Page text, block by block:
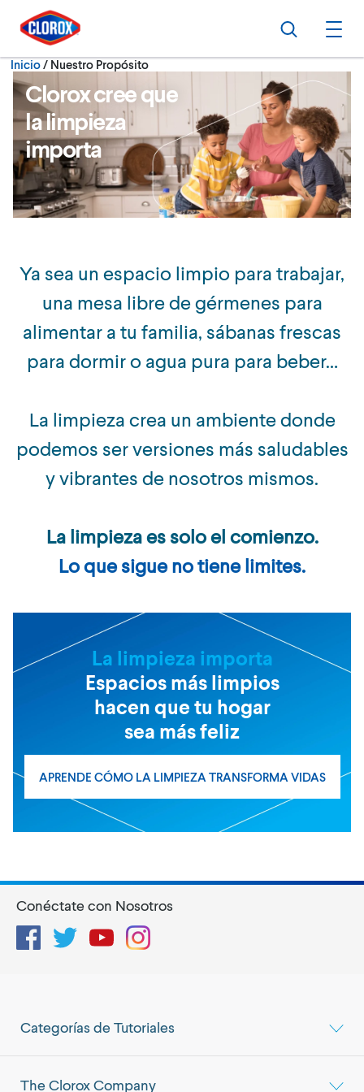
Ir al Menú principal
Ir a Contenido
Ir al Pie de página
Buscar
Inicio/Actualmente:
Nuestro Propósito
Clorox cree que
la limpieza
importa
Ya sea un espacio limpio para trabajar,
una mesa libre de gérmenes para
alimentar a tu familia, sábanas frescas
para dormir o agua pura para beber…
La limpieza crea un ambiente donde
podemos ser versiones más saludables
y vibrantes de nosotros mismos.
La limpieza es solo el comienzo.
Lo que sigue no tiene limites.
La limpieza importa
Espacios más limpios
hacen que tu hogar
sea más feliz
APRENDE CÓMO LA LIMPIEZA TRANSFORMA VIDAS
Categorías de Tutoriales
The Clorox Company
Conéctate con Nosotros
FacebookTwitterYouTubeInstagram